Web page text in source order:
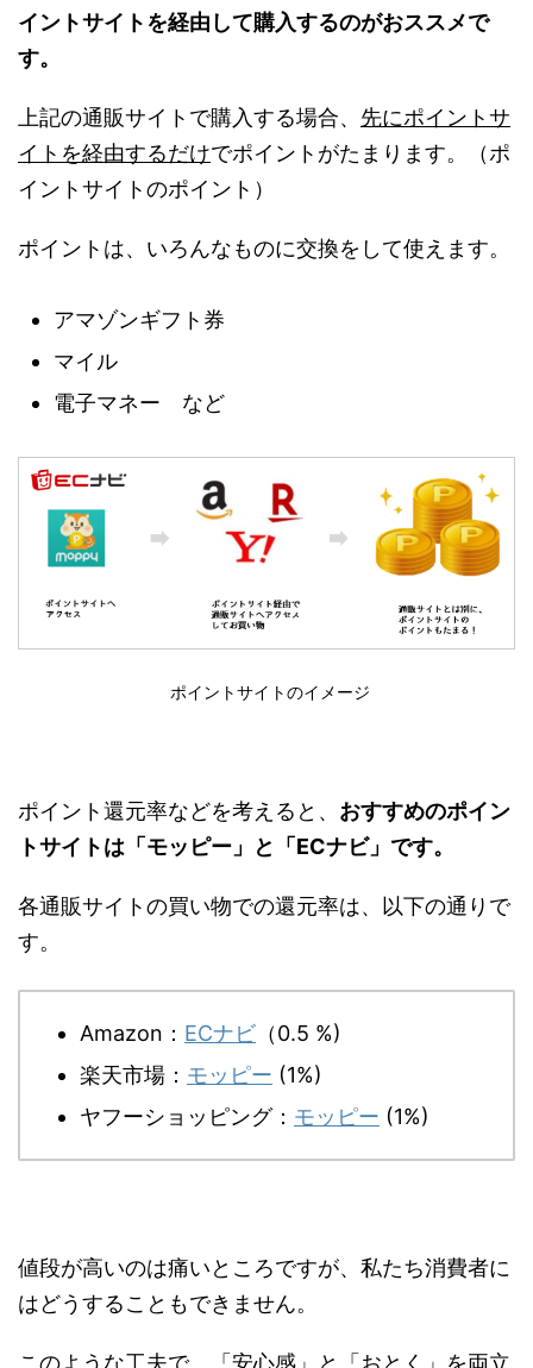
イントサイトを経由して購入するのがおススメで
す。
上記の通販サイトで購入する場合、 先にポイントサ
イトを経由するだけでポイントがたまります。（ポ
イントサイトのポイント）
ポイントは、いろんなものに交換をして使えます。
アマゾンギフト券
マイル
電子マネー など
ポイントサイトのイメージ
ポイント還元率などを考えると、 おすすめのポイン
トサイトは「モッピー」と「ECナビ」です。
各通販サイトの買い物での還元率は、以下の通りで
す。
Amazon： ECナビ （0.5 %)
楽天市場： モッピー (1%)
ヤフーショッピング： モッピー (1%)
値段が高いのは痛いところですが、私たち消費者に
はどうすることもできません。
このような工夫で、「安心感」と「おとく」を両立